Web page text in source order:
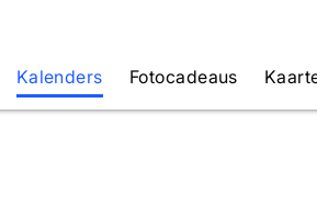
Kalenders Fotocadeaus